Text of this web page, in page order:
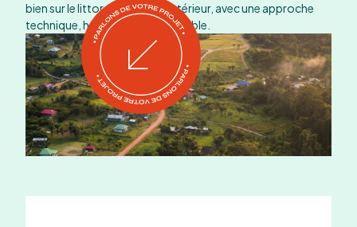
bien sur le littoral que dans l’intérieur, avec une approche
technique, humaine et responsable.